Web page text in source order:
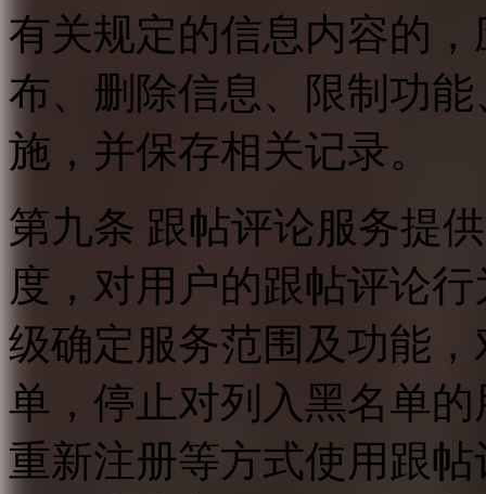
有关规定的信息内容的
布、删除信息、限制功
施，并保存相关记录。
第九条 跟帖评论服务提
度，对用户的跟帖评论
级确定服务范围及功能
单，停止对列入黑名单
重新注册等方式使用跟